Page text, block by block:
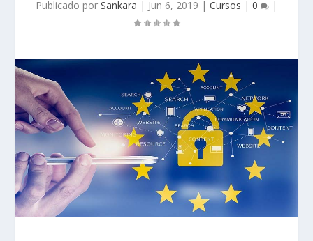
Publicado por Sankara | Jun 6, 2019 | Cursos | 0 |